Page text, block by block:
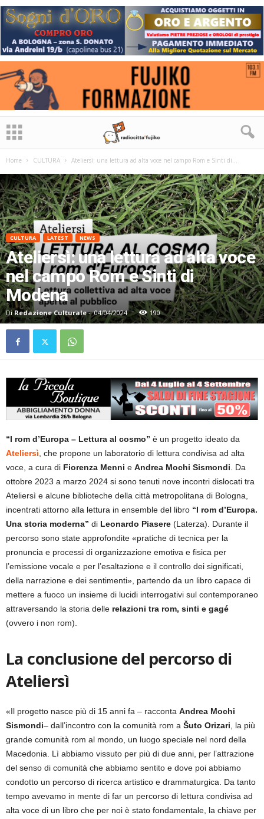
Home CULTURA Ateliersì: una lettura ad alta voce nel campo Rom e Sinti di...
CULTURA LATEST NEWS
Ateliersì: una lettura ad alta voce
nel campo Rom e Sinti di
Modena
Di Redazione Culturale- 04/04/2024 190
“I rom d’Europa – Lettura al cosmo” è un progetto ideato da
Ateliersì, che propone un laboratorio di lettura condivisa ad alta
voce, a cura di Fiorenza Menni e Andrea Mochi Sismondi. Da
ottobre 2023 a marzo 2024 si sono tenuti nove incontri dislocati tra
Ateliersì e alcune biblioteche della città metropolitana di Bologna,
incentrati attorno alla lettura in ensemble del libro “I rom d’Europa.
Una storia moderna” di Leonardo Piasere (Laterza). Durante il
percorso sono state approfondite «pratiche di tecnica per la
pronuncia e processi di organizzazione emotiva e fisica per
l’emissione vocale e per l’esaltazione e il controllo dei significati,
della narrazione e dei sentimenti», partendo da un libro capace di
mettere a fuoco un insieme di lucidi interrogativi sul contemporaneo
attraversando la storia delle relazioni tra rom, sinti e gagé
(ovvero i non rom).
La conclusione del percorso di
Ateliersì
«Il progetto nasce più di 15 anni fa – racconta Andrea Mochi
Sismondi– dall’incontro con la comunità rom a Šuto Orizari, la più
grande comunità rom al mondo, un luogo speciale nel nord della
Macedonia. Lì abbiamo vissuto per più di due anni, per l’attrazione
del senso di comunità che abbiamo sentito e dove poi abbiamo
condotto un percorso di ricerca artistico e drammaturgica. Da tanto
tempo avevamo in mente di far un percorso di lettura condivisa ad
alta voce di un libro che per noi è stato fondamentale, la chiave per